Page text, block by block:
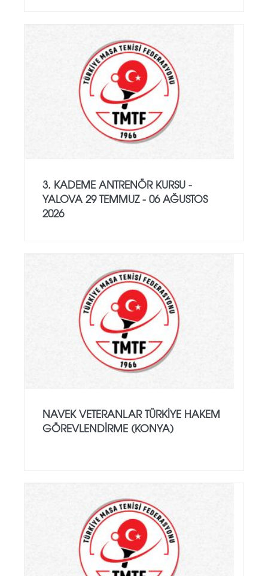
3. KADEME ANTRENÖR KURSU -
YALOVA 29 TEMMUZ - 06 AĞUSTOS
2026
NAVEK VETERANLAR TÜRKIYE HAKEM
GÖREVLENDIRME (KONYA)